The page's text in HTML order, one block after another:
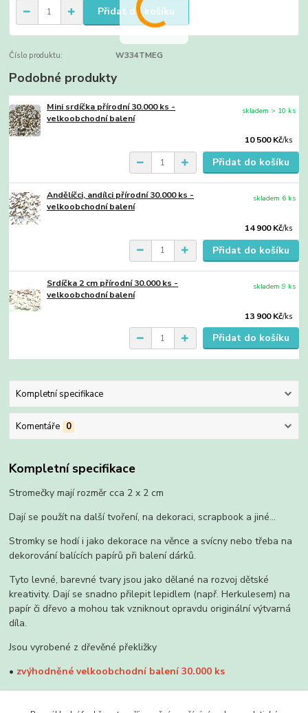
Přidat do košíku
Číslo produktu: W334TMEG
Podobné produkty
Mini srdíčka přírodní 30.000 ks -
velkoobchodní balení
10 500 Kč/ks
skladem > 10 ks
Přidat do košíku
Andělíčci, andílci přírodní 30.000 ks -
velkoobchodní balení
14 900 Kč/ks
skladem 6 ks
Přidat do košíku
Srdíčka 2 cm přírodní 30.000 ks -
velkoobchodní balení
13 900 Kč/ks
skladem 9 ks
Přidat do košíku
Kompletní specifikace
Komentáře 0
Kompletní specifikace
Stromečky mají rozměr cca 2 x 2 cm
Dají se použít na další tvoření, na dekoraci, scrapbook a jiné...
Stromky se hodí i jako dekorace na věnce a svícny nebo třeba na
dekorování balících papírů při balení dárků.
Tyto levné, barevné tvary jsou jako dělané na rozvoj dětské
kreativity. Dají se snadno přilepit lepidlem (např. Herkulesem) na
papír či dřevo a mohou tak vzniknout opravdu originální výtvarná
díla.
Jsou vyrobené z dřevěné překližky
• zvýhodněné velkoobchodní balení 30.000 ks